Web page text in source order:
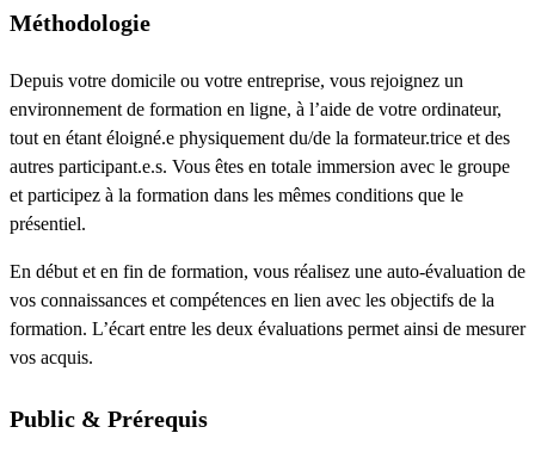
Méthodologie
Depuis votre domicile ou votre entreprise, vous rejoignez un
environnement de formation en ligne, à l’aide de votre ordinateur,
tout en étant éloigné.e physiquement du/de la formateur.trice et des
autres participant.e.s. Vous êtes en totale immersion avec le groupe
et participez à la formation dans les mêmes conditions que le
présentiel.
En début et en fin de formation, vous réalisez une auto-évaluation de
vos connaissances et compétences en lien avec les objectifs de la
formation. L’écart entre les deux évaluations permet ainsi de mesurer
vos acquis.
Public & Prérequis